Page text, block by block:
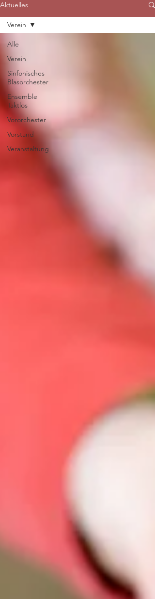
Aktuelles
Alle
Verein
Sinfonisches
Blasorchester
Ensemble
Taktlos
Vororchester
Vorstand
Veranstaltung
Verein